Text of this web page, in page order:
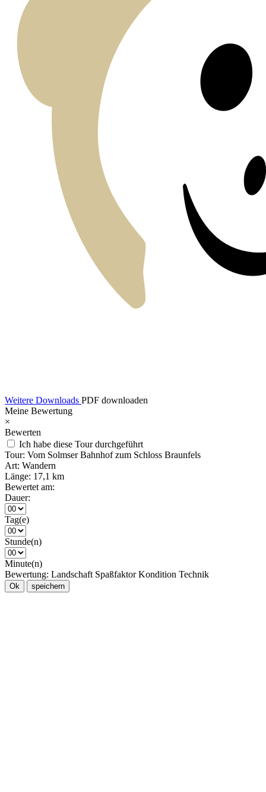
Weitere Downloads PDF downloaden
Meine Bewertung
×
Bewerten
Ich habe diese Tour durchgeführt
Tour: Vom Solmser Bahnhof zum Schloss Braunfels
Art: Wandern
Länge: 17,1 km
Bewertet am:
Dauer:
Tag(e)
Stunde(n)
Minute(n)
Bewertung: Landschaft Spaßfaktor Kondition Technik
Ok speichern